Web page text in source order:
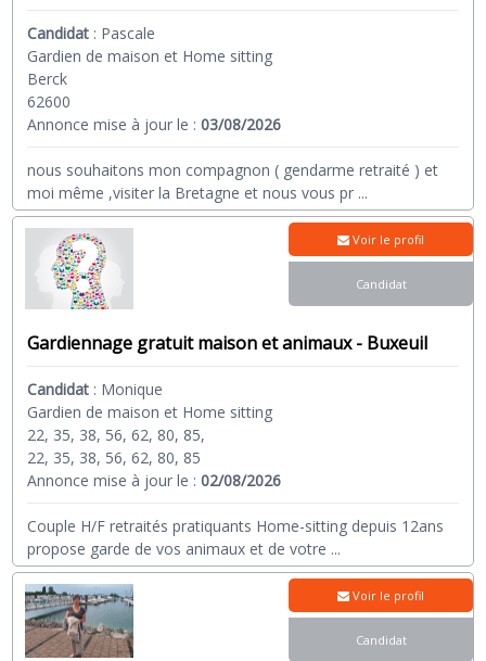
Candidat : Pascale
Gardien de maison et Home sitting
Berck
62600
Annonce mise à jour le :03/08/2026
nous souhaitons mon compagnon ( gendarme retraité ) et
moi même ,visiter la Bretagne et nous vous pr ...
Gardiennage gratuit maison et animaux - Buxeuil
Candidat : Monique
Gardien de maison et Home sitting
22, 35, 38, 56, 62, 80, 85,
22, 35, 38, 56, 62, 80, 85
Annonce mise à jour le :02/08/2026
Couple H/F retraités pratiquants Home-sitting depuis 12ans
propose garde de vos animaux et de votre ...
Voir le profil
Candidat
Voir le profil
Candidat